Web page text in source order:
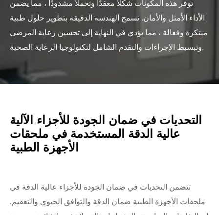
توفر هذه المكونات شكلا معقدًا وتحملاً مشدودًا ، مما يضمن
الأداء الأمثل والأمان. تسمح الهندسة الدقيقة بتطوير حلول طبية
مبتكرة وفعالة ، مما يؤدي في النهاية إلى تحسين رعاية المرضى
وتبسيط الإجراءات والتقدم الشامل لتكنولوجيا الرعاية الصحية.
التحديات في ضمان الجودة للأجزاء الآلية
عالية الدقة المستخدمة في ملحقات
الأجهزة الطبية
تتضمن التحديات في ضمان الجودة للأجزاء عالية الدقة في
ملحقات الأجهزة الطبية ضمان الدقة والتوافق الحيوي والتعقيم.